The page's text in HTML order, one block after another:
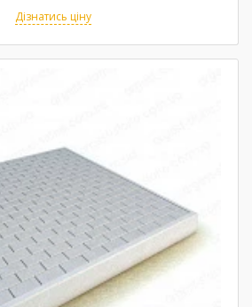
Дізнатись ціну